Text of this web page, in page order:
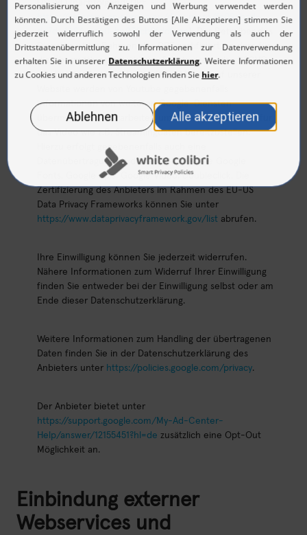
DSGVO (nachfolgend: DPF -
https://commission.europa.eu/document/fa09cbad-
dd7d-4684-ae60-be03fcb0fddf_en). Der Betreiber des
Dienstes ist im Rahmen des DPF zertifiziert, so dass für
die Übermittlung das übliche Schutzniveau der DSGVO
gilt. Bei der Anzeige der Youtube-Videos auf unserer
Informationen von weiteren Google-Diensten
übermittelt und verarbeitet, um Hintergrunddienste für
das Video wie z.B. Streamingdaten bereitzustellen.
Hierzu erfolgt gegebenenfalls auch eine
Datenübertragung an die Google-Dienste Google
Fonts, Google Apis, Google Video, Doubleclick. Die
Zertifizierung des Anbieters im Rahmen des EU-US
Data Privacy Frameworks können Sie unter
https://www.dataprivacyframework.gov/list abrufen.
Ihre Einwilligung können Sie jederzeit widerrufen.
Nähere Informationen zum Widerruf Ihrer Einwilligung
finden Sie entweder bei der Einwilligung selbst oder am
Ende dieser Datenschutzerklärung.
Weitere Informationen zum Handling der übertragenen
Daten finden Sie in der Datenschutzerklärung des
Anbieters unter https://policies.google.com/privacy.
Der Anbieter bietet unter
https://support.google.com/My-Ad-Center-
Help/answer/12155451?hl=de zusätzlich eine Opt-Out
Möglichkeit an.
Einbindung externer
Webservices und